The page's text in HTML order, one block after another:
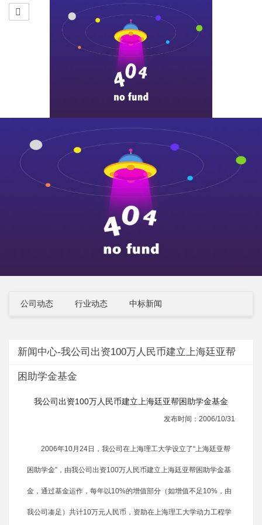
公司动态 行业动态 中标新闻
新闻中心-我公司出资100万人民币建立上海廷亚帮
困助学金基金
我公司出资100万人民币建立上海廷亚帮困助学金基金
发布时间：2006/10/31
2006年10月24日，我公司在上海理工大学设立了“上海廷亚帮
困助学金”，由我公司出资100万人民币建立上海廷亚帮困助学金基
金，通过基金运作，每年以10%的增值部分（如增值不足10%，由
我公司凑足）共计10万元人民币，资助在上海理工大学动力工程学